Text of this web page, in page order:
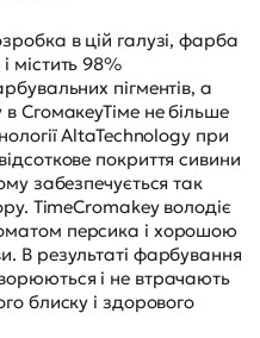
в цій галузі, фарба
містить 98%
пігментів, а
СгомакеуТіме не більше
AltaTeсhnology при
покриття сивини
забезпечується так
TimeCromakey володіє
персика і хорошою
В результаті фарбування
і не втрачають
блиску і здорового